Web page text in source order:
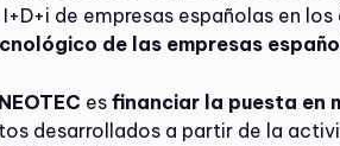
de empresas españolas en
de las empresas
es financiar la puesta en
desarrollados a partir de la